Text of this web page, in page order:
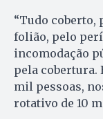
“Tudo coberto,
folião, pelo
incomodação
pela cobertura.
mil pessoas,
rotativo de 10